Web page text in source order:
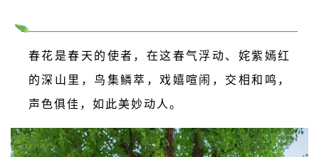
春花是春天的使者，在这春气浮动、姹紫嫣红
的深山里，鸟集鳞萃，戏嬉喧闹，交相和鸣，
声色俱佳，如此美妙动人。